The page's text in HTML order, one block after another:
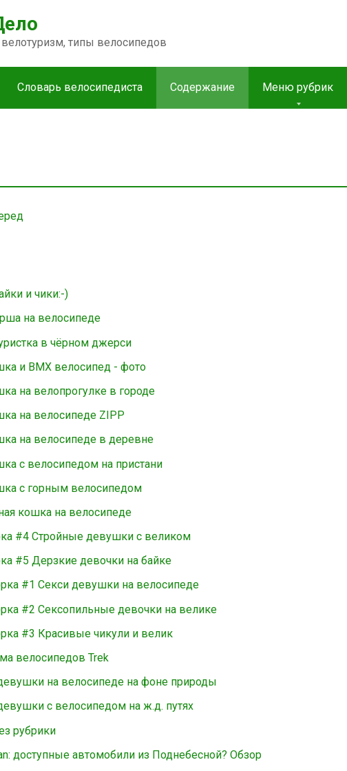
типы велосипедов
Словарь велосипедиста Содержание Меню рубрик
и чики:-)
на велосипеде
в чёрном джерси
и BMX велосипед - фото
на велопрогулке в городе
на велосипеде ZIPP
на велосипеде в деревне
с велосипедом на пристани
с горным велосипедом
кошка на велосипеде
#4 Стройные девушки с великом
#5 Дерзкие девочки на байке
#1 Секси девушки на велосипеде
#2 Сексопильные девочки на велике
#3 Красивые чикули и велик
велосипедов Trek
на велосипеде на фоне природы
с велосипедом на ж.д. путях
рубрики
доступные автомобили из Поднебесной? Обзор